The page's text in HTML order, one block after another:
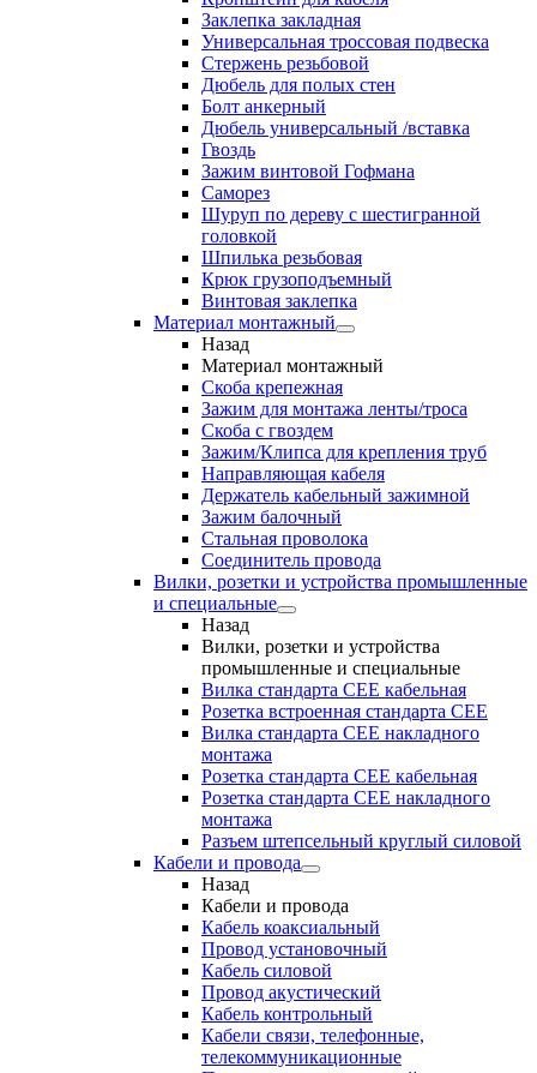
Заклепка закладная
Универсальная троссовая подвеска
Стержень резьбовой
Дюбель для полых стен
Болт анкерный
Дюбель универсальный /вставка
Гвоздь
Зажим винтовой Гофмана
Саморез
Шуруп по дереву с шестигранной
головкой
Шпилька резьбовая
Крюк грузоподъемный
Винтовая заклепка
Материал монтажный
Назад
Материал монтажный
Скоба крепежная
Зажим для монтажа ленты/троса
Скоба с гвоздем
Зажим/Клипса для крепления труб
Направляющая кабеля
Держатель кабельный зажимной
Зажим балочный
Стальная проволока
Соединитель провода
Вилки, розетки и устройства промышленные
и специальные
Назад
Вилки, розетки и устройства
промышленные и специальные
Вилка стандарта CEE кабельная
Розетка встроенная стандарта CEE
Вилка стандарта CEE накладного
монтажа
Розетка стандарта СЕЕ кабельная
Розетка стандарта СЕЕ накладного
монтажа
Разъем штепсельный круглый силовой
Кабели и провода
Назад
Кабели и провода
Кабель коаксиальный
Провод установочный
Кабель силовой
Провод акустический
Кабель контрольный
Кабели связи, телефонные,
телекоммуникационные